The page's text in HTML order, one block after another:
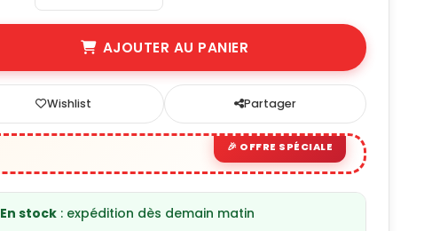
AJOUTER AU PANIER
Wishlist Partager
En stock : expédition dès demain matin